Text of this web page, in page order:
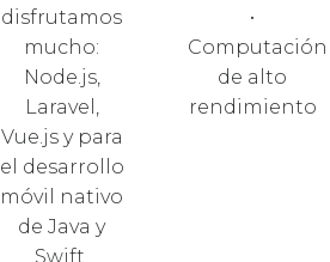
disfrutamos
mucho:
Node.js,
Laravel,
Vue.js y para
el desarrollo
móvil nativo
de Java y
Swift.
•
Computación
de alto
rendimiento